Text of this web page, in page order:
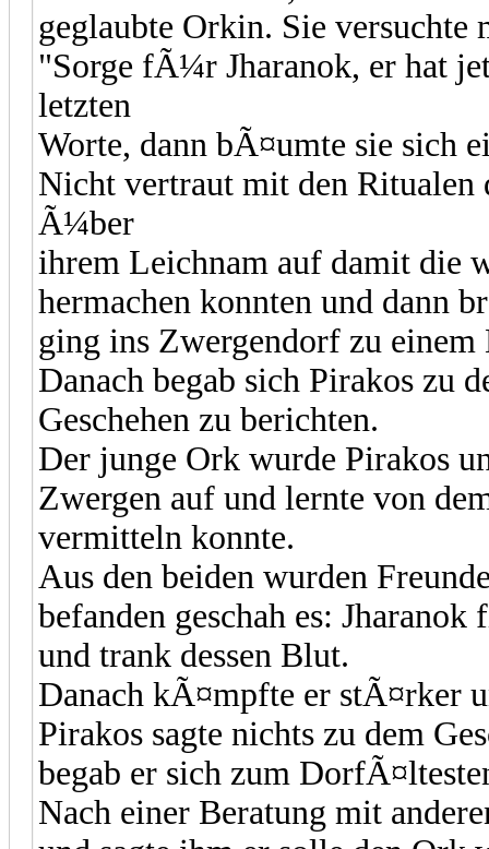
geglaubte Orkin. Sie versuchte
"Sorge fÃ¼r Jharanok, er hat
letzten
Worte, dann bÃ¤umte sie sich
Nicht vertraut mit den Ritualen
Ã¼ber
ihrem Leichnam auf damit die
hermachen konnten und dann
ging ins Zwergendorf zu einem
Danach begab sich Pirakos zu
Geschehen zu berichten.
Der junge Ork wurde Pirakos
Zwergen auf und lernte von
vermitteln konnte.
Aus den beiden wurden
befanden geschah es:
und trank dessen Blut.
Danach kÃ¤mpfte er stÃ¤rker
Pirakos sagte nichts zu dem
begab er sich zum
Nach einer Beratung mit